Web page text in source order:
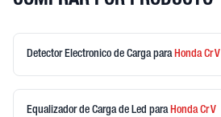
Detector Electronico de Cargapara HondaCr V
Equalizador de Carga de Led para HondaCr V